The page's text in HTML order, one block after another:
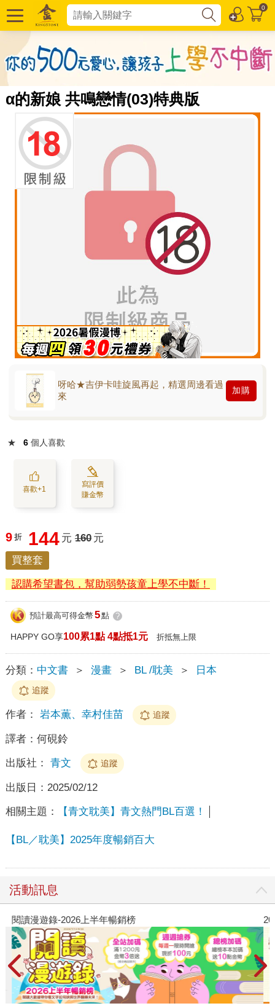
0
α的新娘 共鳴戀情(03)特典版
呀哈★吉伊卡哇旋風再起，精選周邊看過
來
加購
★ 6 個人喜歡
喜歡+1
寫評價
賺金幣
9 折 144 元 160 元
買整套
認購希望書包，幫助弱勢孩童上學不中斷！
預計最高可得金幣 5點 ?
HAPPY GO享100累1點 4點抵1元 折抵無上限
分類： 中文書 ＞ 漫畫 ＞ BL /耽美 ＞ 日本
追蹤
作者： 岩本薫、幸村佳苗 追蹤
譯者： 何硯鈴
出版社： 青文 追蹤
出版日： 2025/02/12
相關主題： 【青文耽美】青文熱門BL百選！
【BL／耽美】2025年度暢銷百大
活動訊息
閱讀漫遊錄-2026上半年暢銷榜